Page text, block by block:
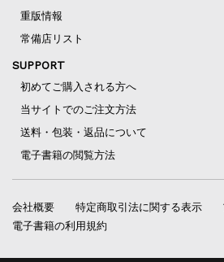
重版情報
常備店リスト
SUPPORT
初めてご購入される方へ
当サイトでのご注文方法
送料・包装・返品について
電子書籍の閲覧方法
会社概要 特定商取引法に関する表示
電子書籍の利用規約